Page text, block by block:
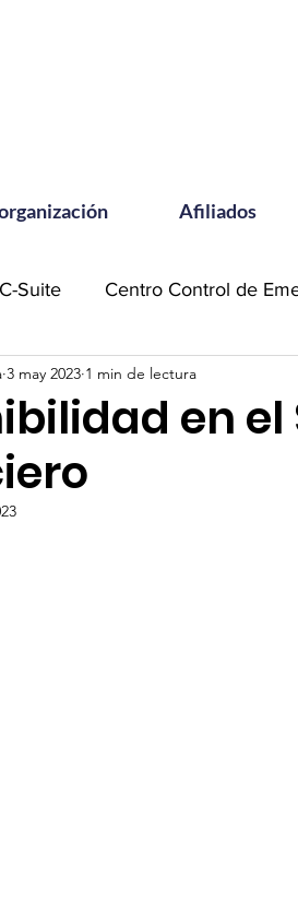
Afiliados
C-Suite Centro Control de
OSAC Community Meets
Networking CEA
en el
3 may 2023 1 min de lectura